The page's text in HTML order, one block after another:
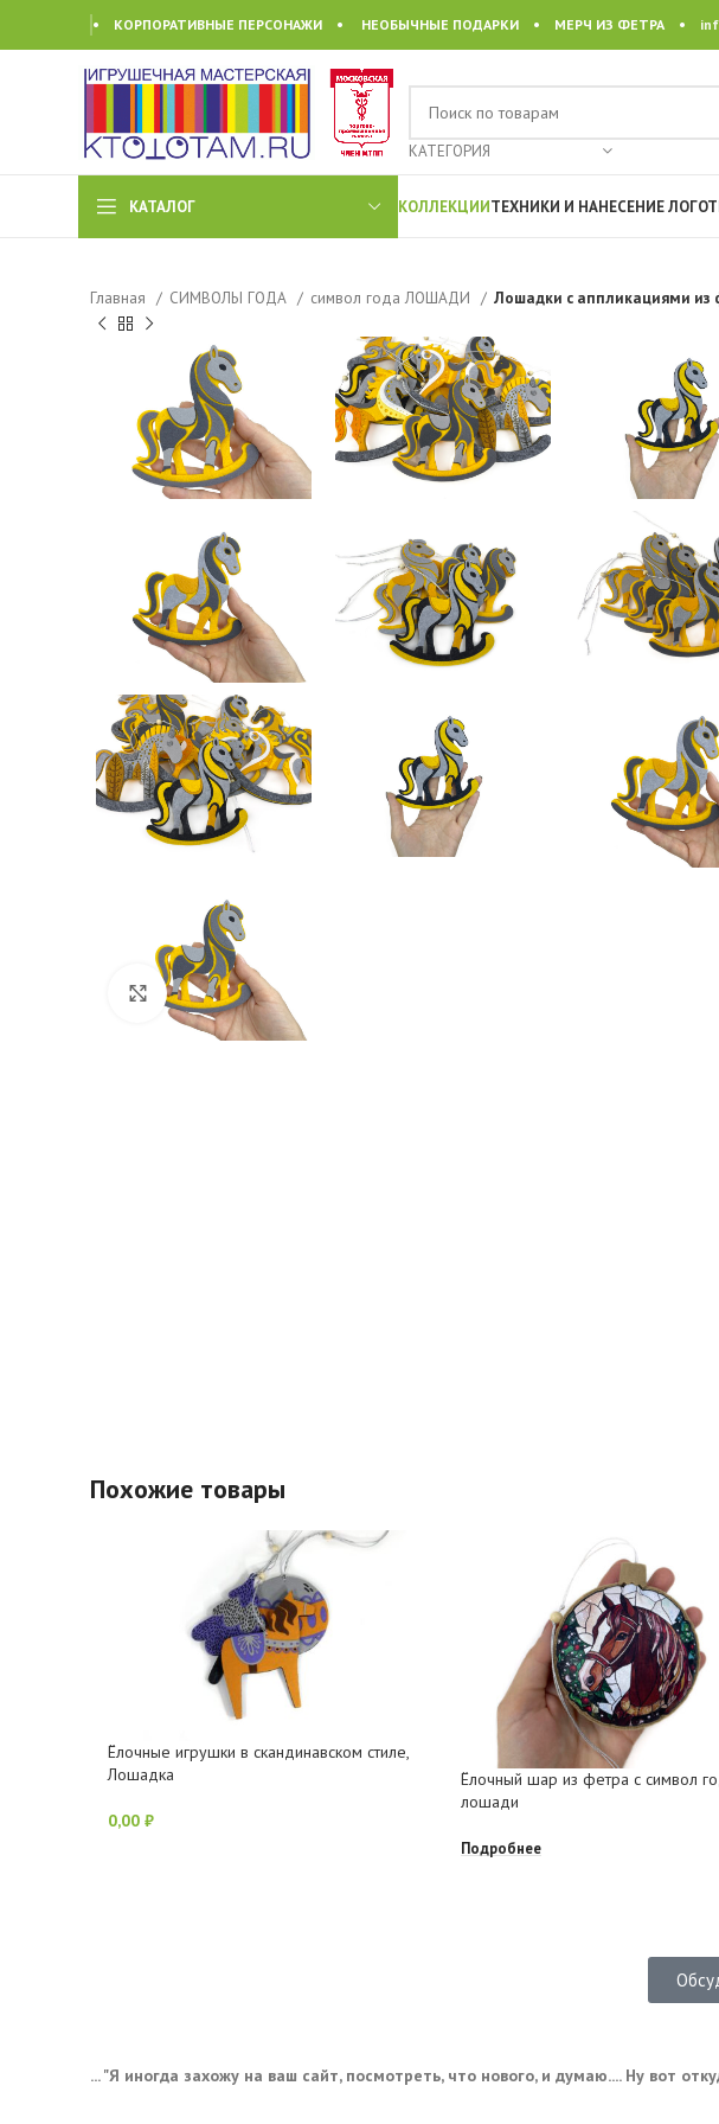
• КОРПОРАТИВНЫЕ ПЕРСОНАЖИ • НЕОБЫЧНЫЕ ПОДАРКИ • МЕРЧ ИЗ ФЕТРА •
КАТЕГОРИЯ
КАТАЛОГ КОЛЛЕКЦИИТЕХНИКИ И НАНЕСЕНИЕ
Главная СИМВОЛЫ ГОДА символ года ЛОШАДИ Лошадки с аппликациями из
Click to enlarge
Похожие товары
Ёлочные игрушки в скандинавском стиле,
Лошадка
0,00 ₽
Ёлочный шар из фетра с символ
лошади
Подробнее
... "Я иногда захожу на ваш сайт, посмотреть, что нового, и думаю.... Ну вот